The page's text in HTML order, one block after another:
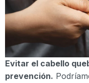
Evitar el cabello
prevención.